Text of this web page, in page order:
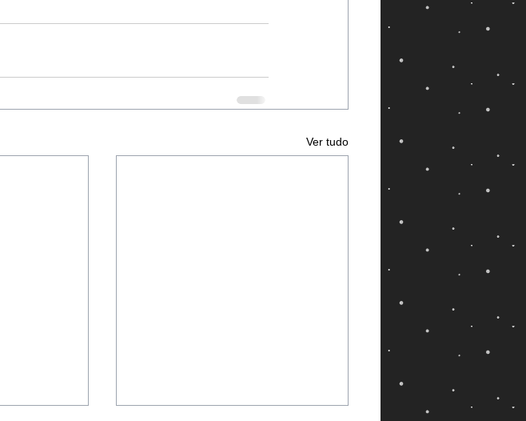
Ver tudo